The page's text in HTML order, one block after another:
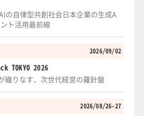
の自律型共創社会日本企業の生成A
ト活用最前線
2026/09/02
TOKYO 2026
織りなす、次世代経営の羅針盤
2026/08/26-27